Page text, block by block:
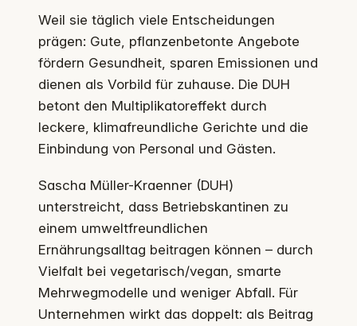
Weil sie täglich viele Entscheidungen
prägen: Gute, pflanzenbetonte Angebote
fördern Gesundheit, sparen Emissionen und
dienen als Vorbild für zuhause. Die DUH
betont den Multiplikatoreffekt durch
leckere, klimafreundliche Gerichte und die
Einbindung von Personal und Gästen.
Sascha Müller-Kraenner (DUH)
unterstreicht, dass Betriebskantinen zu
einem umweltfreundlichen
Ernährungsalltag beitragen können – durch
Vielfalt bei vegetarisch/vegan, smarte
Mehrwegmodelle und weniger Abfall. Für
Unternehmen wirkt das doppelt: als Beitrag